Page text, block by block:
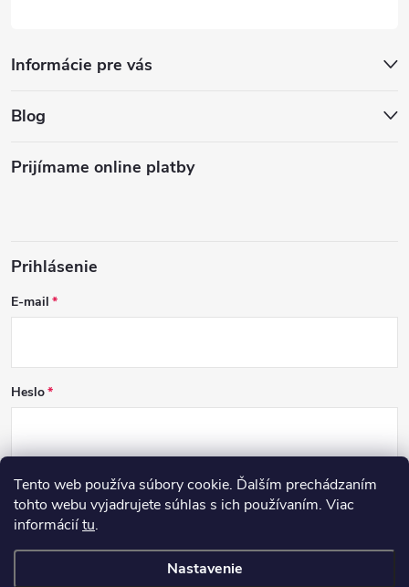
Tento web používa súbory cookie. Ďalším prechádzaním
tohto webu vyjadrujete súhlas s ich používaním. Viac
informáciítu.
Nastavenie
Informácie pre vás
Blog
Prijímame online platby
Prihlásenie
E-mail
Heslo
PRIHLÁSIŤ SA